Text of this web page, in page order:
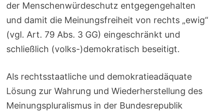
der Menschenwürdeschutz entgegengehalten
und damit die Meinungsfreiheit von rechts „ewig“
(vgl. Art. 79 Abs. 3 GG) eingeschränkt und
schließlich (volks-)demokratisch beseitigt.
Als rechtsstaatliche und demokratieadäquate
Lösung zur Wahrung und Wiederherstellung des
Meinungspluralismus in der Bundesrepublik